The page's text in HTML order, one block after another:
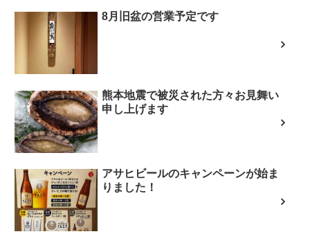
8月旧盆の営業予定です
熊本地震で被災された方々お見舞い
申し上げます
アサヒビールのキャンペーンが始ま
りました！